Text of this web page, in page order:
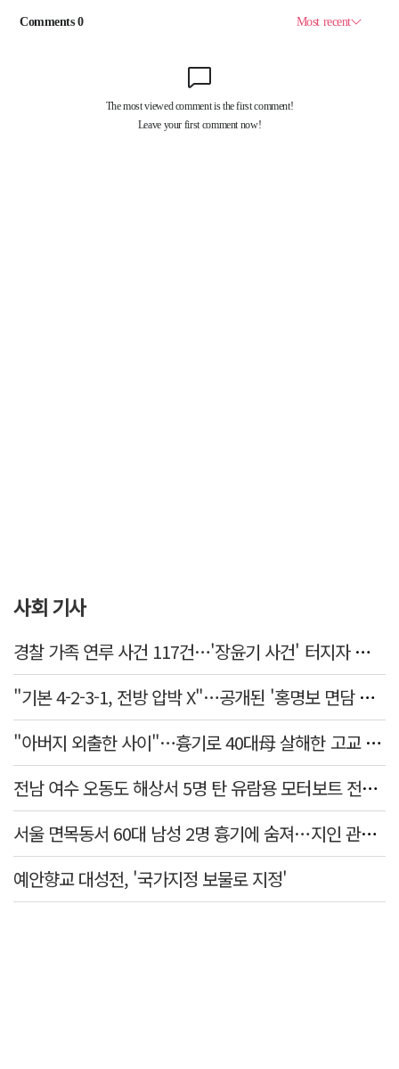
사회 기사
경찰 가족 연루 사건 117건…'장윤기 사건' 터지자 뒤늦게 전수조사
"기본 4-2-3-1, 전방 압박 X"…공개된 '홍명보 면담 수첩'
"아버지 외출한 사이"…흉기로 40대母 살해한 고교 자퇴생, 구속 기로에
전남 여수 오동도 해상서 5명 탄 유람용 모터보트 전복…2명 숨져
서울 면목동서 60대 남성 2명 흉기에 숨져…지인 관계로 추정
예안향교 대성전, '국가지정 보물로 지정'